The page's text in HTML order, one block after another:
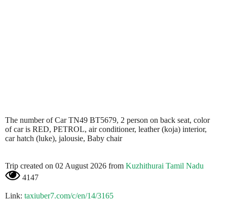
The number of Car TN49 BT5679, 2 person on back seat, color
of car is RED, PETROL, air conditioner, leather (koja) interior,
car hatch (luke), jalousie, Baby chair
Trip created on 02 August 2026 from Kuzhithurai Tamil Nadu
4147
Link: taxiuber7.com/c/en/14/3165